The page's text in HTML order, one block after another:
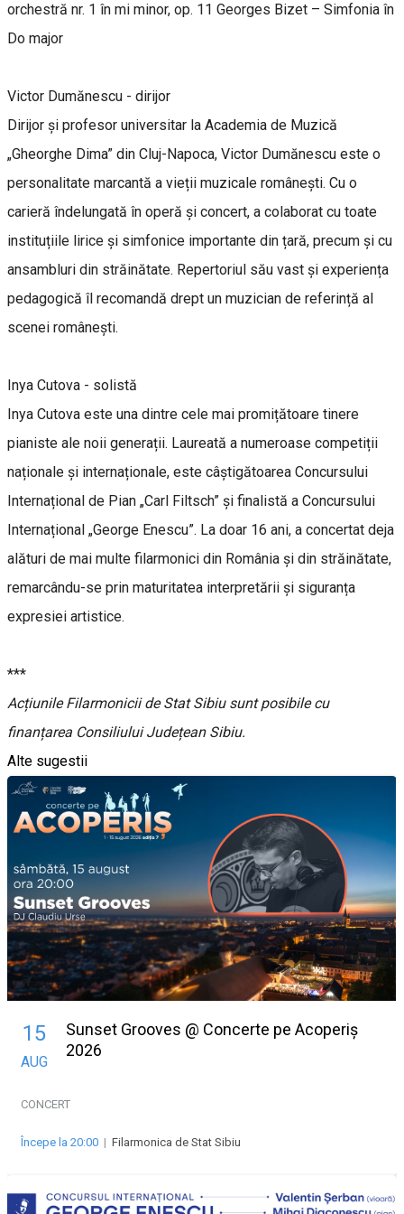
orchestră nr. 1 în mi minor, op. 11 Georges Bizet – Simfonia în
Do major
Victor Dumănescu - dirijor
Dirijor și profesor universitar la Academia de Muzică
„Gheorghe Dima” din Cluj-Napoca, Victor Dumănescu este o
personalitate marcantă a vieții muzicale românești. Cu o
carieră îndelungată în operă și concert, a colaborat cu toate
instituțiile lirice și simfonice importante din țară, precum și cu
ansambluri din străinătate. Repertoriul său vast și experiența
pedagogică îl recomandă drept un muzician de referință al
scenei românești.
Inya Cutova - solistă
Inya Cutova este una dintre cele mai promițătoare tinere
pianiste ale noii generații. Laureată a numeroase competiții
naționale și internaționale, este câștigătoarea Concursului
Internațional de Pian „Carl Filtsch” și finalistă a Concursului
Internațional „George Enescu”. La doar 16 ani, a concertat deja
alături de mai multe filarmonici din România și din străinătate,
remarcându-se prin maturitatea interpretării și siguranța
expresiei artistice.
***
Acțiunile Filarmonicii de Stat Sibiu sunt posibile cu
finanțarea Consiliului Județean Sibiu.
Alte sugestii
15
AUG
Sunset Grooves @ Concerte pe Acoperiș
2026
CONCERT
Începe la 20:00 | Filarmonica de Stat Sibiu